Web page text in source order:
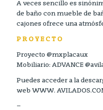
A veces sencillo es
de baño con mueble de
cajones ofrece una
P R O Y E C T O
Proyecto @mxplacaux
Mobiliario: ADVANCE
Puedes acceder a la
web WWW.
–